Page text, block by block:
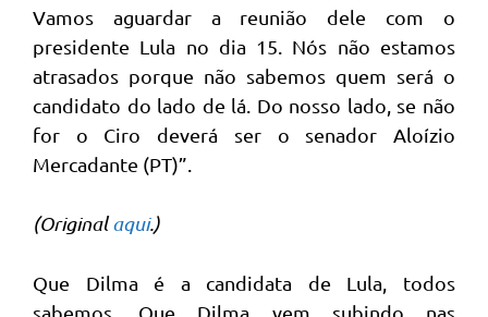
Vamos aguardar a reunião dele com o
presidente Lula no dia 15. Nós não estamos
atrasados porque não sabemos quem será o
candidato do lado de lá. Do nosso lado, se não
for o Ciro deverá ser o senador Aloízio
Mercadante (PT)”.
(Originalaqui.)
Que Dilma é a candidata de Lula, todos
sabemos. Que Dilma vem subindo nas